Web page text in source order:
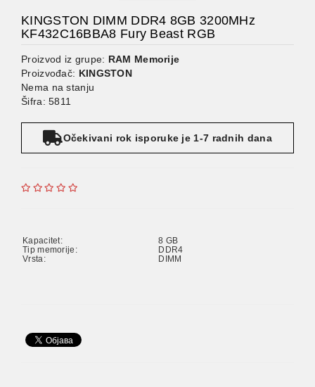
KINGSTON DIMM DDR4 8GB 3200MHz
KF432C16BBA8 Fury Beast RGB
Proizvod iz grupe: RAM Memorije
Proizvođač: KINGSTON
Nema na stanju
Šifra: 5811
Očekivani rok isporuke je 1-7 radnih dana
Kapacitet:
8 GB
Tip memorije:
DDR4
Vrsta:
DIMM